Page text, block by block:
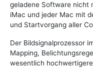
geladene Software nicht
iMac und jeder Mac mit
und Startvorgang aller
Der Bildsignalprozessor
Mapping,
wesentlich